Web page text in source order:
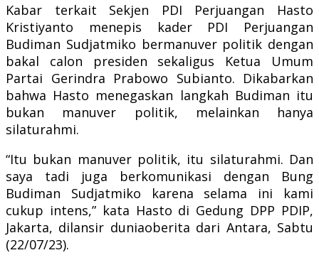
Kabar terkait Sekjen PDI Perjuangan Hasto
Kristiyanto menepis kader PDI Perjuangan
Budiman Sudjatmiko bermanuver politik dengan
bakal calon presiden sekaligus Ketua Umum
Partai Gerindra Prabowo Subianto. Dikabarkan
bahwa Hasto menegaskan langkah Budiman itu
bukan manuver politik, melainkan hanya
silaturahmi.
“Itu bukan manuver politik, itu silaturahmi. Dan
saya tadi juga berkomunikasi dengan Bung
Budiman Sudjatmiko karena selama ini kami
cukup intens,” kata Hasto di Gedung DPP PDIP,
Jakarta, dilansir duniaoberita dari Antara, Sabtu
(22/07/23).